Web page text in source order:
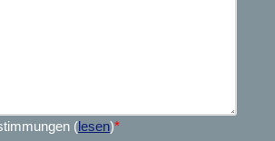
(lesen)*